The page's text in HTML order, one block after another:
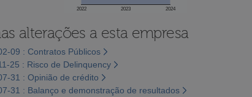
2022 2023 2024
alterações a esta empresa
09 : Contratos Públicos
25 : Risco de Delinquency
31 : Opinião de crédito
31 : Balanço e demonstração de resultados